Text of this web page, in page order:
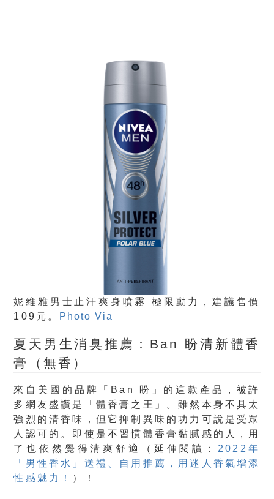
妮維雅男士止汗爽身噴霧 極限動力，建議售價
109元。 Photo Via
夏天男生消臭推薦：Ban 盼清新體香
膏（無香）
來自美國的品牌「Ban 盼」的這款產品，被許
多網友盛讚是「體香膏之王」。雖然本身不具太
強烈的清香味，但它抑制異味的功力可說是受眾
人認可的。即使是不習慣體香膏黏膩感的人，用
了也依然覺得清爽舒適（延伸閱讀： 2022年
「男性香水」送禮、自用推薦，用迷人香氣增添
性感魅力！ ）！